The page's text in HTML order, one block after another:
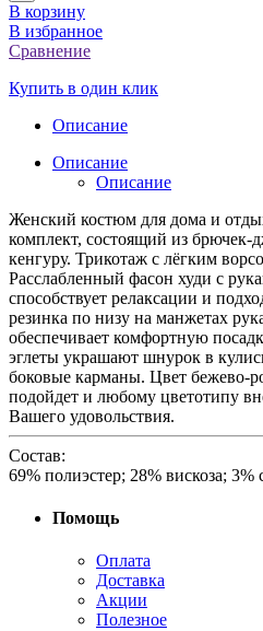
В корзину
В избранное
Сравнение
Купить в один клик
Описание
Описание
Описание
Женский костюм для дома и
комплект, состоящий из брючек-
кенгуру. Трикотаж с лёгким
Расслабленный фасон худи с
способствует релаксации и
резинка по низу на манжетах
обеспечивает комфортную
эглеты украшают шнурок в
боковые карманы. Цвет бежево-
подойдет и любому цветотипу
Вашего удовольствия.
Состав:
69% полиэстер; 28% вискоза; 3%
Помощь
Оплата
Доставка
Акции
Полезное